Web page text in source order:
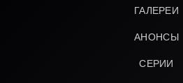
ГАЛЕРЕИ
АНОНСЫ
СЕРИИ